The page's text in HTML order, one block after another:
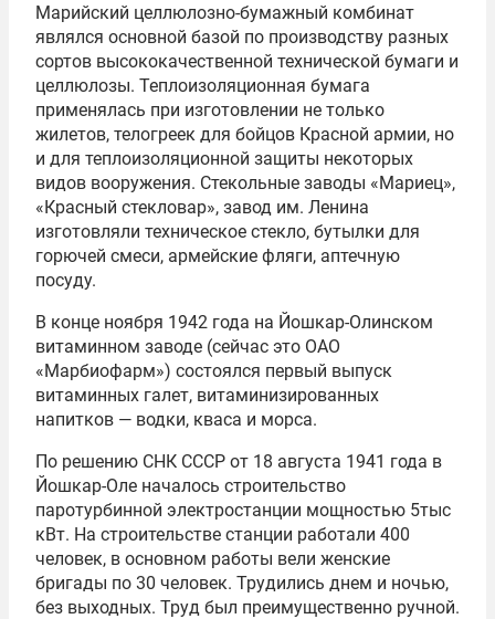
Марийский целлюлозно-бумажный комбинат
являлся основной базой по производству разных
сортов высококачественной технической бумаги и
целлюлозы. Теплоизоляционная бумага
применялась при изготовлении не только
жилетов, телогреек для бойцов Красной армии, но
и для теплоизоляционной защиты некоторых
видов вооружения. Стекольные заводы «Мариец»,
«Красный стекловар», завод им. Ленина
изготовляли техническое стекло, бутылки для
горючей смеси, армейские фляги, аптечную
посуду.
В конце ноября 1942 года на Йошкар-Олинском
витаминном заводе (сейчас это ОАО
«Марбиофарм») состоялся первый выпуск
витаминных галет, витаминизированных
напитков — водки, кваса и морса.
По решению СНК СССР от 18 августа 1941 года в
Йошкар-Оле началось строительство
паротурбинной электростанции мощностью 5тыс
кВт. На строительстве станции работали 400
человек, в основном работы вели женские
бригады по 30 человек. Трудились днем и ночью,
без выходных. Труд был преимущественно ручной.